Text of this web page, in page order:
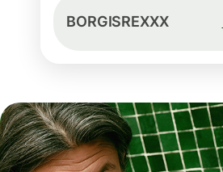
BORGISREXXX